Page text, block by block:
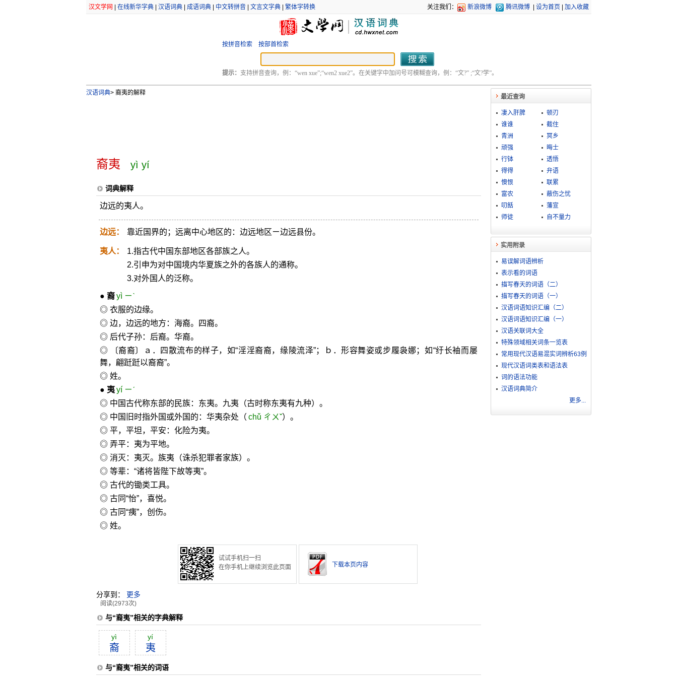
汉文学网 在线新华字典| 汉语词典| 成语词典| 中文转拼音| 文言文字典| 繁体字转换 关注我们： 新浪微博 腾讯微博 设为首页 加入收藏
按拼音检索 按部首检索
提示： 支持拼音查询，例：“wen xue”;“wen2 xue2”。在关键字中加问号可模糊查询，例：“文?” ;“文?学”。
汉语词典>裔夷的解释
裔夷 yì yí
词典解释
边远的夷人。
边远： 靠近国界的；远离中心地区的：边远地区ㄧ边远县份。
夷人：
1.指古代中国东部地区各部族之人。
2.引申为对中国境内华夏族之外的各族人的通称。
3.对外国人的泛称。
● 裔 yì ㄧˋ
◎ 衣服的边缘。
◎ 边，边远的地方：海裔。四裔。
◎ 后代子孙：后裔。华裔。
◎ 〔裔裔〕ａ．四散流布的样子，如“淫淫裔裔，缘陵流泽”；ｂ．形容舞姿或步履袅娜；如“纡长袖而屡
舞，翩跹跹以裔裔”。
◎ 姓。
● 夷 yí ㄧˊ
◎ 中国古代称东部的民族：东夷。九夷（古时称东夷有九种）。
◎ 中国旧时指外国或外国的：华夷杂处（ chǔ ㄔㄨˇ）。
◎ 平，平坦，平安：化险为夷。
◎ 弄平：夷为平地。
◎ 消灭：夷灭。族夷（诛杀犯罪者家族）。
◎ 等辈：“诸将皆陛下故等夷”。
◎ 古代的锄类工具。
◎ 古同“怡”，喜悦。
◎ 古同“痍”，创伤。
◎ 姓。
试试手机扫一扫
在你手机上继续浏览此页面
下载本页内容
分享到： 更多
阅读(2973次)
与“裔夷”相关的字典解释
yì
裔
yí
夷
与“裔夷”相关的词语
最近查询
凄入肝脾
顿刃
谁谁
截住
青洲
冥乡
顽强
晦士
行钵
透悟
得得
弁语
懊恨
联累
富农
蔽伤之忧
叨餂
藩宣
师徒
自不量力
实用附录
易误解词语辨析
表示看的词语
描写春天的词语（二）
描写春天的词语（一）
汉语词语知识汇编（二）
汉语词语知识汇编（一）
汉语关联词大全
特殊领域相关词条一览表
常用现代汉语易混实词辨析63例
现代汉语词类表和语法表
词的语法功能
汉语词典简介
更多...